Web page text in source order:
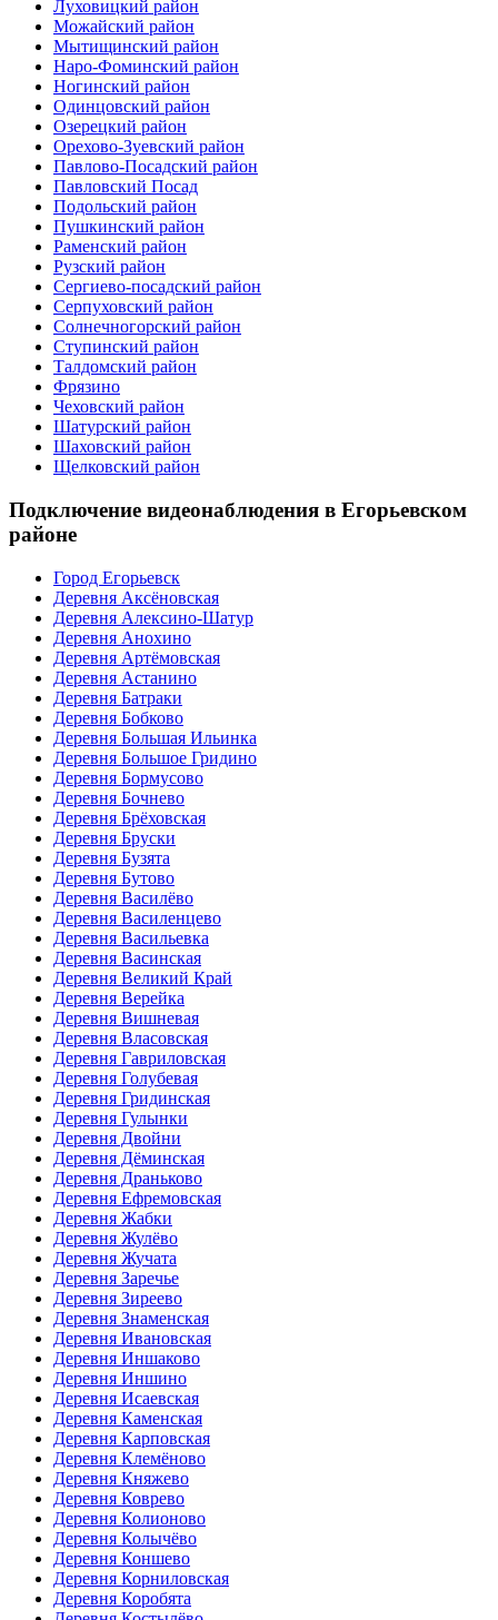
Луховицкий район
Можайский район
Мытищинский район
Наро-Фоминский район
Ногинский район
Одинцовский район
Озерецкий район
Орехово-Зуевский район
Павлово-Посадский район
Павловский Посад
Подольский район
Пушкинский район
Раменский район
Рузский район
Сергиево-посадский район
Серпуховский район
Солнечногорский район
Ступинский район
Талдомский район
Фрязино
Чеховский район
Шатурский район
Шаховский район
Щелковский район
Подключение видеонаблюдения в Егорьевском
районе
Город Егорьевск
Деревня Аксёновская
Деревня Алексино-Шатур
Деревня Анохино
Деревня Артёмовская
Деревня Астанино
Деревня Батраки
Деревня Бобково
Деревня Большая Ильинка
Деревня Большое Гридино
Деревня Бормусово
Деревня Бочнево
Деревня Брёховская
Деревня Бруски
Деревня Бузята
Деревня Бутово
Деревня Василёво
Деревня Василенцево
Деревня Васильевка
Деревня Васинская
Деревня Великий Край
Деревня Верейка
Деревня Вишневая
Деревня Власовская
Деревня Гавриловская
Деревня Голубевая
Деревня Гридинская
Деревня Гулынки
Деревня Двойни
Деревня Дёминская
Деревня Драньково
Деревня Ефремовская
Деревня Жабки
Деревня Жулёво
Деревня Жучата
Деревня Заречье
Деревня Зиреево
Деревня Знаменская
Деревня Ивановская
Деревня Иншаково
Деревня Иншино
Деревня Исаевская
Деревня Каменская
Деревня Карповская
Деревня Клемёново
Деревня Княжево
Деревня Коврево
Деревня Колионово
Деревня Колычёво
Деревня Коншево
Деревня Корниловская
Деревня Коробята